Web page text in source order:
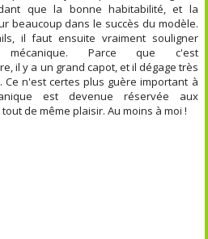
que la bonne habitabilité, et la
beaucoup dans le succès du modèle.
il faut ensuite vraiment souligner
mécanique. Parce que c'est
il y a un grand capot, et il dégage très
n'est certes plus guère important à
est devenue réservée aux
de même plaisir. Au moins à moi !